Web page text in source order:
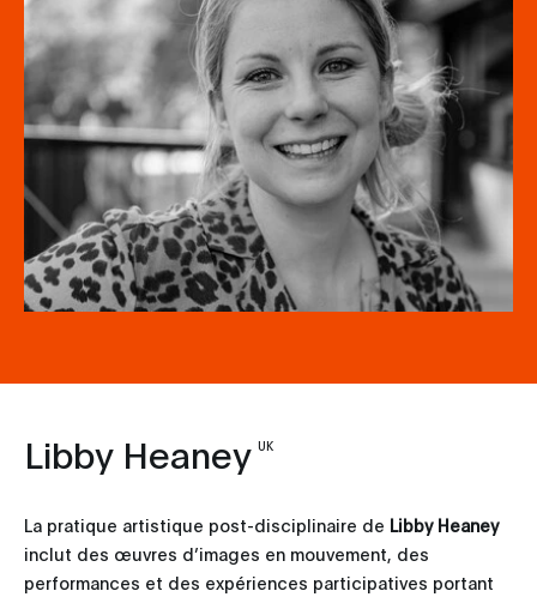
Libby Heaney UK
La pratique artistique post-disciplinaire de Libby Heaney
inclut des œuvres d’images en mouvement, des
performances et des expériences participatives portant